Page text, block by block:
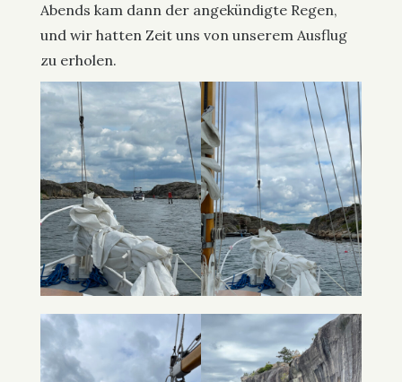
Abends kam dann der angekündigte Regen,
und wir hatten Zeit uns von unserem Ausflug
zu erholen.